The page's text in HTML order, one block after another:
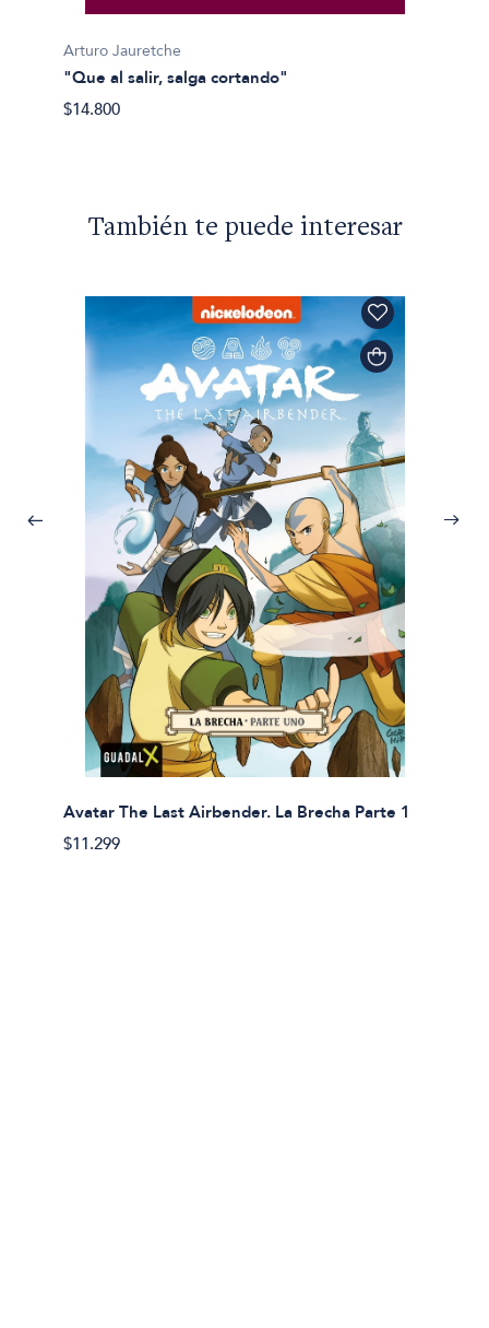
Arturo Jauretche
"Que al salir, salga cortando"
$14.800
También te puede interesar
Avatar The Last Airbender. La Brecha Parte 1
$11.299